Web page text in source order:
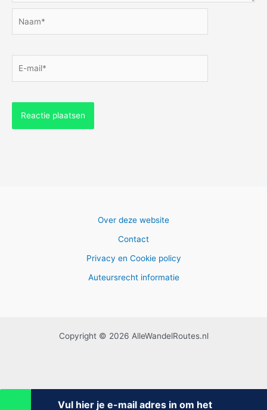
mail*
Over deze website
Contact
Privacy en Cookie policy
Auteursrecht informatie
Copyright © 2026 AlleWandelRoutes.nl
Vul hier je e-mail adres in om het